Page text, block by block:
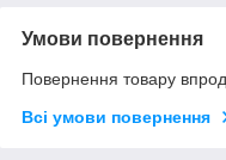
Умови повернення
Повернення товару
Всі умови повернення